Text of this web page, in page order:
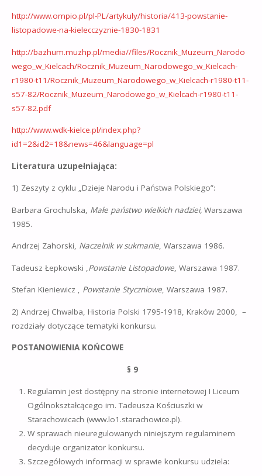
http://www.ompio.pl/pl-PL/artykuly/historia/413-powstanie-
listopadowe-na-kielecczyznie-1830-1831
http://bazhum.muzhp.pl/media//files/Rocznik_Muzeum_Narodo
wego_w_Kielcach/Rocznik_Muzeum_Narodowego_w_Kielcach-
r1980-t11/Rocznik_Muzeum_Narodowego_w_Kielcach-r1980-t11-
s57-82/Rocznik_Muzeum_Narodowego_w_Kielcach-r1980-t11-
s57-82.pdf
http://www.wdk-kielce.pl/index.php?
id1=2&id2=18&news=46&language=pl
Literatura uzupełniająca:
1) Zeszyty z cyklu „Dzieje Narodu i Państwa Polskiego”:
Barbara Grochulska, Małe państwo wielkich nadziei,Warszawa
1985.
Andrzej Zahorski, Naczelnik w sukmanie, Warszawa 1986.
Tadeusz Łepkowski ,Powstanie Listopadowe, Warszawa 1987.
Stefan Kieniewicz , Powstanie Styczniowe, Warszawa 1987.
2) Andrzej Chwalba, Historia Polski 1795-1918, Kraków 2000, –
rozdziały dotyczące tematyki konkursu.
POSTANOWIENIA KOŃCOWE
§ 9
Regulamin jest dostępny na stronie internetowej I Liceum
Ogólnokształcącego im. Tadeusza Kościuszki w
Starachowicach (www.lo1.starachowice.pl).
W sprawach nieuregulowanych niniejszym regulaminem
decyduje organizator konkursu.
Szczegółowych informacji w sprawie konkursu udziela: